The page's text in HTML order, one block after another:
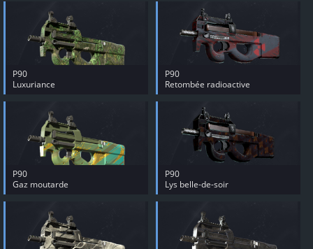
P90
Luxuriance
P90
Retombée radioactive
P90
Gaz moutarde
P90
Lys belle-de-soir